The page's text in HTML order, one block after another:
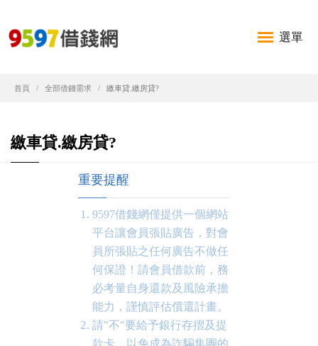
選單
首頁 全部借錢需求 繳車貸.繳房貸?
繳車貸.繳房貸?
重要提醒
9597借錢網僅提供一個網站
平台讓會員張貼廣告，對會
員所張貼之任何廣告不做任
何保證！請會員借款前，務
必考量自身還款及風險承擔
能力，謹慎評估償還計畫。
請"不"要給予銀行存摺及提
款卡，以免成為詐騙集團的